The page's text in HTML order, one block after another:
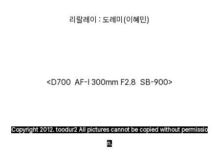
리랄레이 : 도레미(이혜민)
<D700 AF-I 300mm F2.8 SB-900>
Copyright 2012. toodur2 All pictures cannot be copied without permissio
n.